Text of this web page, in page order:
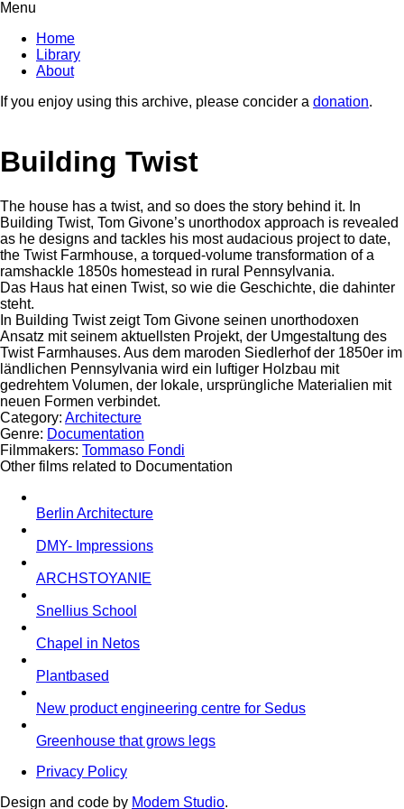
Menu
Home
Library
About
If you enjoy using this archive, please concider a donation.
Building Twist
The house has a twist, and so does the story behind it. In
Building Twist, Tom Givone’s unorthodox approach is revealed
as he designs and tackles his most audacious project to date,
the Twist Farmhouse, a torqued-volume transformation of a
ramshackle 1850s homestead in rural Pennsylvania.
Das Haus hat einen Twist, so wie die Geschichte, die dahinter
steht.
In Building Twist zeigt Tom Givone seinen unorthodoxen
Ansatz mit seinem aktuellsten Projekt, der Umgestaltung des
Twist Farmhauses. Aus dem maroden Siedlerhof der 1850er im
ländlichen Pennsylvania wird ein luftiger Holzbau mit
gedrehtem Volumen, der lokale, ursprüngliche Materialien mit
neuen Formen verbindet.
Category: Architecture
Genre: Documentation
Filmmakers: Tommaso Fondi
Other films related to Documentation
Berlin Architecture
DMY- Impressions
ARCHSTOYANIE
Snellius School
Chapel in Netos
Plantbased
New product engineering centre for Sedus
Greenhouse that grows legs
Privacy Policy
Design and code by Modem Studio.